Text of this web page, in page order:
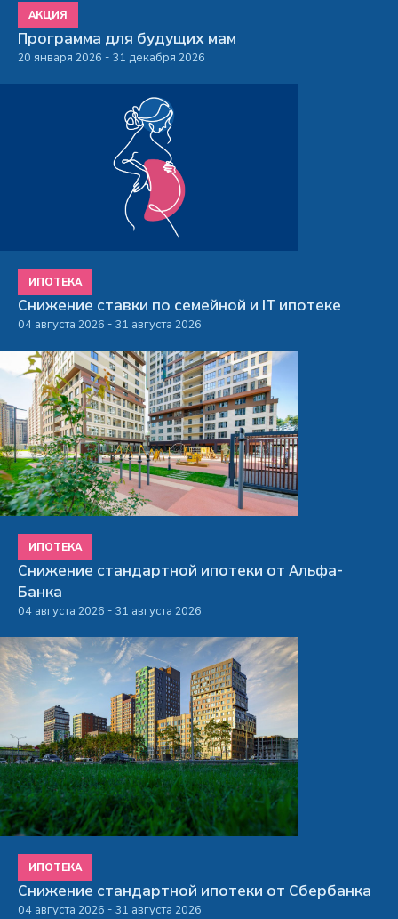
АКЦИЯ
Программа для будущих мам
20 января 2026 - 31 декабря 2026
ИПОТЕКА
Снижение ставки по семейной и IT ипотеке
04 августа 2026 - 31 августа 2026
ИПОТЕКА
Снижение стандартной ипотеки от Альфа-
Банка
04 августа 2026 - 31 августа 2026
ИПОТЕКА
Снижение стандартной ипотеки от Сбербанка
04 августа 2026 - 31 августа 2026